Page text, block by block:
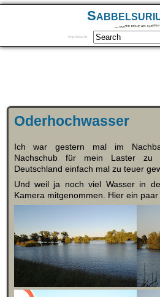
… munter drauf los sabbeln
Impressum
Oderhochwasser
Ich war gestern mal im
Nachschub für mein Laster
Deutschland einfach mal zu teuer
Und weil ja noch viel Wasser in
Kamera mitgenommen. Hier ein paar